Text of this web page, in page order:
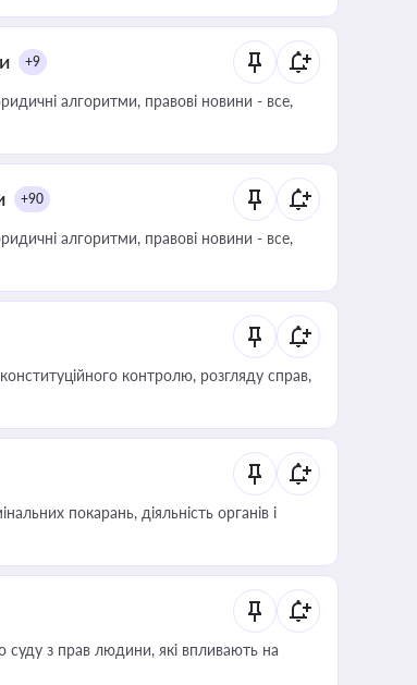
+9
алгоритми, правові новини - все,
+90
алгоритми, правові новини - все,
контролю, розгляду справ,
покарань, діяльність органів і
суду з прав людини, які впливають на